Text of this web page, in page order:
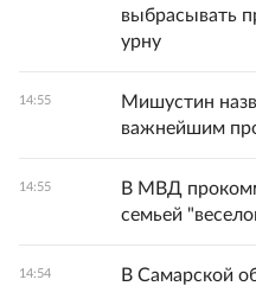
выбрасывать
урну
14:55
Мишустин
важнейшим
14:55
В МВД
семьей
14:54
В Самарской